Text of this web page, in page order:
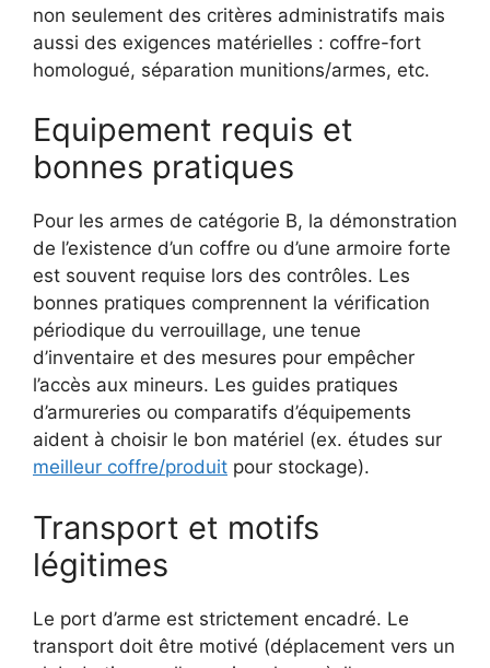
non seulement des critères administratifs mais
aussi des exigences matérielles : coffre-fort
homologué, séparation munitions/armes, etc.
Equipement requis et
bonnes pratiques
Pour les armes de catégorie B, la démonstration
de l’existence d’un coffre ou d’une armoire forte
est souvent requise lors des contrôles. Les
bonnes pratiques comprennent la vérification
périodique du verrouillage, une tenue
d’inventaire et des mesures pour empêcher
l’accès aux mineurs. Les guides pratiques
d’armureries ou comparatifs d’équipements
aident à choisir le bon matériel (ex. études sur
meilleur coffre/produit pour stockage).
Transport et motifs
légitimes
Le port d’arme est strictement encadré. Le
transport doit être motivé (déplacement vers un